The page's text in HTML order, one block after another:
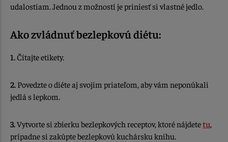
udalostiam. Jednou z možností je priniesť si vlastné jedlo.
Ako zvládnuť bezlepkovú diétu:
1.Čítajte etikety.
2. Povedzte o diéte aj svojim priateľom, aby vám neponúkali
jedlá s lepkom.
3.Vytvorte si zbierku bezlepkových receptov, ktoré nájdetetu,
prípadne si zakúpte bezlepkovú kuchársku knihu.